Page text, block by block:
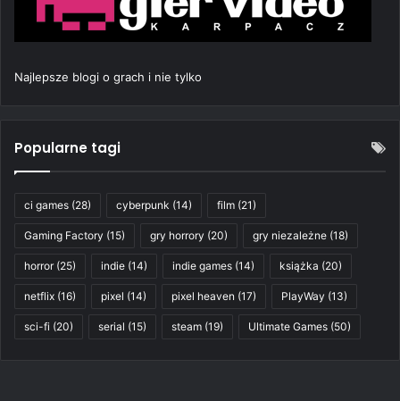
Najlepsze blogi o grach i nie tylko
Popularne tagi
ci games (28) cyberpunk (14) film (21)
Gaming Factory (15) gry horrory (20) gry niezależne (18)
horror(25) indie (14) indie games (14) książka (20)
netflix (16) pixel (14) pixel heaven (17) PlayWay (13)
sci-fi (20) serial (15) steam (19) Ultimate Games (50)